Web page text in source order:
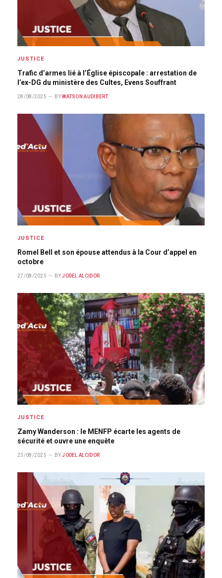
JUSTICE
Trafic d’armes lié à l’Église épiscopale : arrestation de
l’ex-DG du ministère des Cultes, Evens Souffrant
28/08/2025 BY WATSON AUDIBERT
JUSTICE
Romel Bell et son épouse attendus à la Cour d’appel en
octobre
27/08/2025 BY JODEL ALCIDOR
JUSTICE
Zamy Wanderson : le MENFP écarte les agents de
sécurité et ouvre une enquête
23/08/2025 BY JODEL ALCIDOR